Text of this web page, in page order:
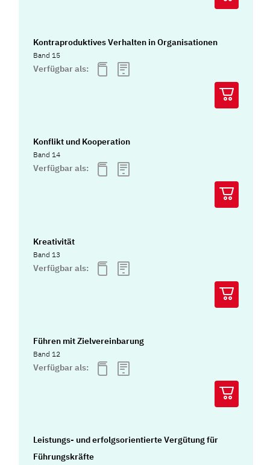
Kontraproduktives Verhalten in Organisationen
Band 15
Verfügbar als:
Konflikt und Kooperation
Band 14
Verfügbar als:
Kreativität
Band 13
Verfügbar als:
Führen mit Zielvereinbarung
Band 12
Verfügbar als:
Leistungs- und erfolgsorientierte Vergütung für
Führungskräfte